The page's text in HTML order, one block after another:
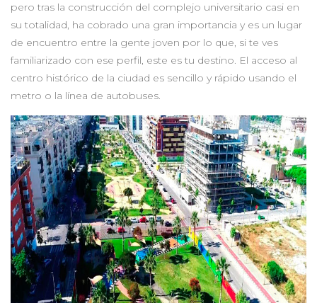
pero tras la construcción del complejo universitario casi en
su totalidad, ha cobrado una gran importancia y es un lugar
de encuentro entre la gente joven por lo que, si te ves
familiarizado con ese perfil, este es tu destino. El acceso al
centro histórico de la ciudad es sencillo y rápido usando el
metro o la línea de autobuses.